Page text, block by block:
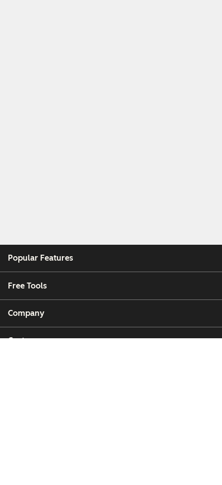
Popular Features
Free Tools
Company
Customers